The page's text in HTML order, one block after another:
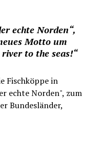
echte Norden“,
Motto um
to the seas!“
Fischköppe in
echte Norden", zum
Bundesländer,